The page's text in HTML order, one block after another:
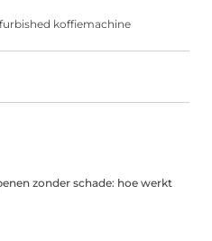
koffiemachine
zonder schade: hoe werkt